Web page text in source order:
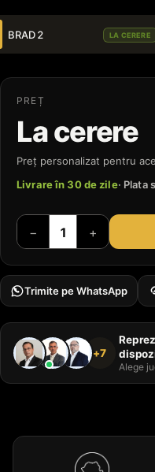
BRAD 2 LA CERERE
PREȚ
La cerere
Preț personalizat pentru
Livrare în 30 de zile· Plata
− +
Trimite pe WhatsApp
+7
Alege